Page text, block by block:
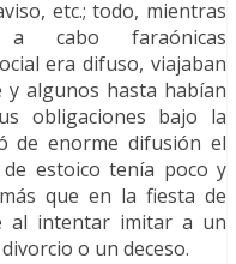
etc.; todo, mientras
a cabo faraónicas
era difuso, viajaban
algunos hasta habían
obligaciones bajo la
de enorme difusión el
estoico tenía poco y
que en la fiesta de
al intentar imitar a un
o un deceso.